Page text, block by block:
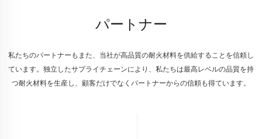
パートナー
私たちのパートナーもまた、当社が高品質の耐火材料を供給することを信頼し
ています。独立したサプライチェーンにより、私たちは最高レベルの品質を持
つ耐火材料を生産し、顧客だけでなくパートナーからの信頼も得ています。